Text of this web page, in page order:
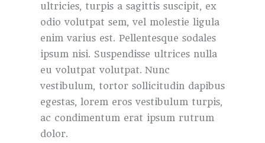
ultricies, turpis a sagittis suscipit, ex
odio volutpat sem, vel molestie ligula
enim varius est. Pellentesque sodales
ipsum nisi. Suspendisse ultrices nulla
eu volutpat volutpat. Nunc
vestibulum, tortor sollicitudin dapibus
egestas, lorem eros vestibulum turpis,
ac condimentum erat ipsum rutrum
dolor.